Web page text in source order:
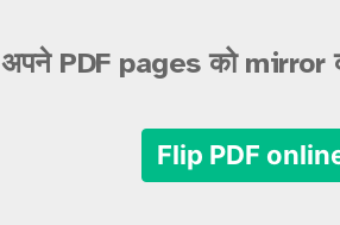
अपने PDF pages को mirror
Flip PDF